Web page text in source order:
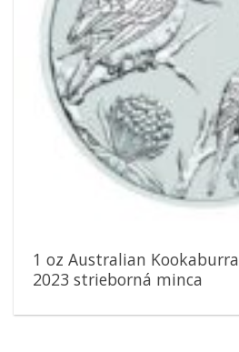
1 oz Australian Kookaburra
2023 strieborná minca